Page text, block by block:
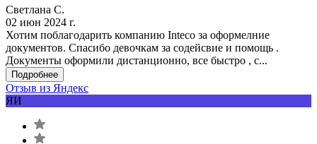
Светлана С.
02 июн 2024 г.
Хотим поблагодарить компанию Inteco за оформелние
документов. Спасибо девочкам за содейсвие и помощь .
Документы оформили дистанционно, все быстро , с...
Подробнее
Отзыв из Яндекс
ЯИ